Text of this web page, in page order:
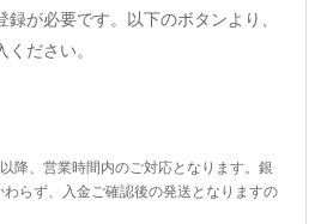
が必要です。以下のボタンより、
ださい。
降、営業時間内のご対応となります。銀
らず、入金ご確認後の発送となりますの